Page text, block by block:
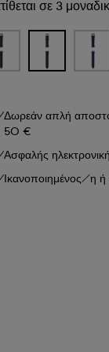
σε 3
Δωρεάν απλή
50 €
Ασφαλής
Ικανοποιημένος/η